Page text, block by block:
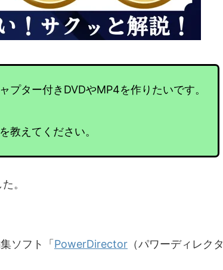
ター付きDVDやMP4を作りたいです。
教えてください。
。
ソフト「PowerDirector （パワーディレクタ